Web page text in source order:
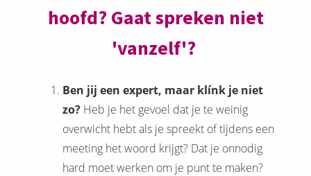
hoofd? Gaat spreken niet
'vanzelf'?
Ben jij een expert, maar klínk je niet
zo? Heb je het gevoel dat je te weinig
overwicht hebt als je spreekt of tijdens een
meeting het woord krijgt? Dat je onnodig
hard moet werken om je punt te maken?